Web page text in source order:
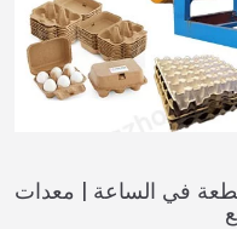
صواني البيض 4000-7000 قطعة في الساعة | معدات